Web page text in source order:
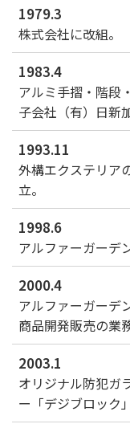
1979.3
株式会社に改組。
1983.4
アルミ手摺・階段
子会社（有）日新
1993.11
外構エクステリア
立。
1998.6
アルファーガーデ
2000.4
アルファーガーデ
商品開発販売の業
2003.1
オリジナル防犯ガ
ー「デジブロック